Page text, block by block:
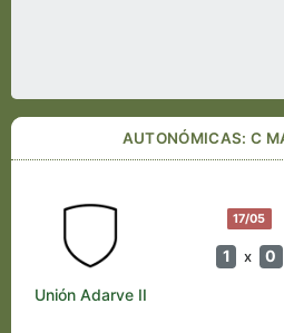
AUTONÓMICAS: C
17/05
1 x 0
Unión Adarve II